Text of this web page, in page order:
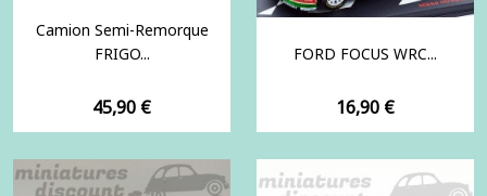
Camion Semi-Remorque
FRIGO...
Prix
45,90 €
FORD FOCUS WRC...
Prix
16,90 €